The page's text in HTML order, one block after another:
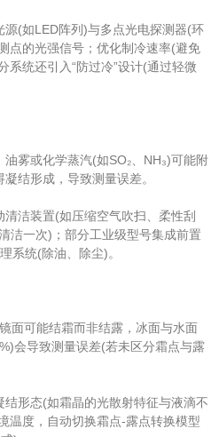
源(如LED阵列)与多点光电探测器(环
点的光强信号；优化制冷速率(避免
系统还引入“防过冷”设计(通过轻微
油雾或化学蒸汽(如SO₂、NH₃)可能附
结形成，导致测量误差。
清洁装置(如压缩空气吹扫、柔性刮
洁一次)；部分工业级型号集成前置
系统(除油、除尘)。
面可能结霜而非结露，冰面与水面
会导致测量误差(若未区分霜点与露
结形态(如霜晶的光散射特征与液滴不
温度，自动切换霜点-露点转换模型